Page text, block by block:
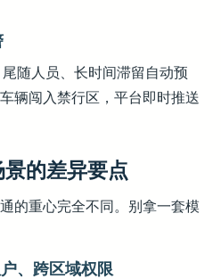
随人员、长时间滞留自动预
辆闯入禁行区，平台即时推送
的差异要点
的重心完全不同。别拿一套模
、跨区域权限